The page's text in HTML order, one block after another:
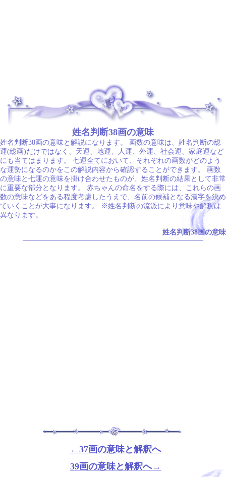
.
姓名判断38画の意味
姓名判断38画の意味と解説になります。 画数の意味は、姓名判断の総
運(総画)だけではなく、天運、地運、人運、外運、社会運、家庭運など
にも当てはまります。 七運全てにおいて、それぞれの画数がどのよう
な運勢になるのかをこの解説内容から確認することができます。 画数
の意味と七運の意味を掛け合わせたものが、姓名判断の結果として非常
に重要な部分となります。 赤ちゃんの命名をする際には、これらの画
数の意味などをある程度考慮したうえで、名前の候補となる漢字を決め
ていくことが大事になります。 ※姓名判断の流派により意味や解釈は
異なります。
姓名判断38画の意味
←37画の意味と解釈へ
39画の意味と解釈へ→